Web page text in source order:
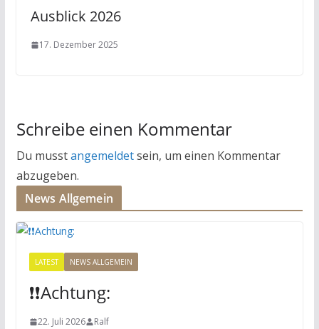
Ausblick 2026
17. Dezember 2025
Schreibe einen Kommentar
Du musstangemeldetsein, um einen Kommentar
abzugeben.
News Allgemein
LATEST NEWS ALLGEMEIN
❗️❗️Achtung:
22. Juli 2026 Ralf